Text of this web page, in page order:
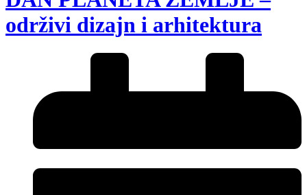
održivi dizajn i arhitektura